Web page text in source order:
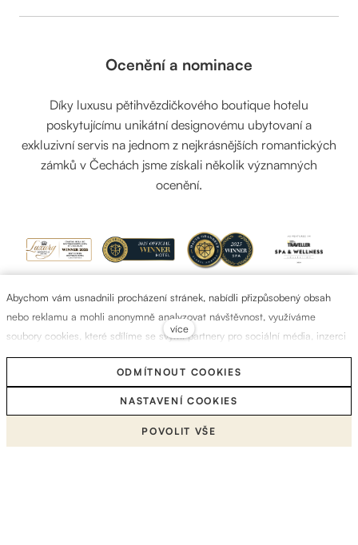
Ocenění a nominace
Díky luxusu pětihvězdičkového boutique hotelu
poskytujícímu unikátní designovému ubytovaní a
exkluzivní servis na jednom z nejkrásnějších romantických
zámků v Čechách jsme získali několik významných
ocenění.
Abychom vám usnadnili procházení stránek, nabídli přizpůsobený obsah
nebo reklamu a mohli anonymně analyzovat návštěvnost, využíváme
soubory cookies, které sdílíme se svými partnery pro sociální média, inzerci
a analýzu. Jejich nastavení upravíte odkazem "Nastavení cookies" a kdykoliv
jej můžete změnit v patičce webu. Podrobnější informace najdete v našich
Zásadách ochrany osobních údajů a používání souborů cookies. Souhlasíte
s používáním cookies?
více
ODMÍTNOUT COOKIES
NASTAVENÍ COOKIES
POVOLIT VŠE